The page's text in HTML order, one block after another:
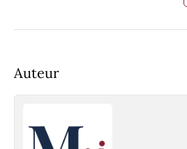
Auteur